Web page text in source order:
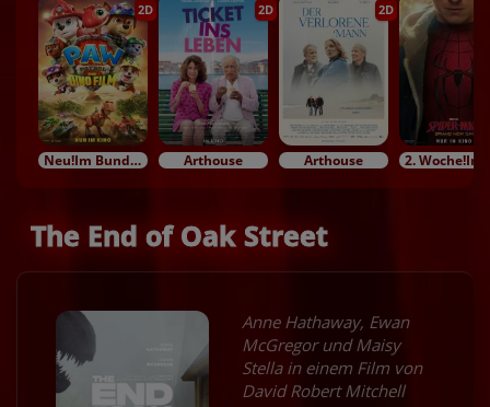
2D
Neu!Im Bundesstart
2D
Arthouse
2D
Arthouse
The End of Oak Street
Anne Hathaway, Ewan
McGregor und Maisy
Stella in einem Film von
David Robert Mitchell